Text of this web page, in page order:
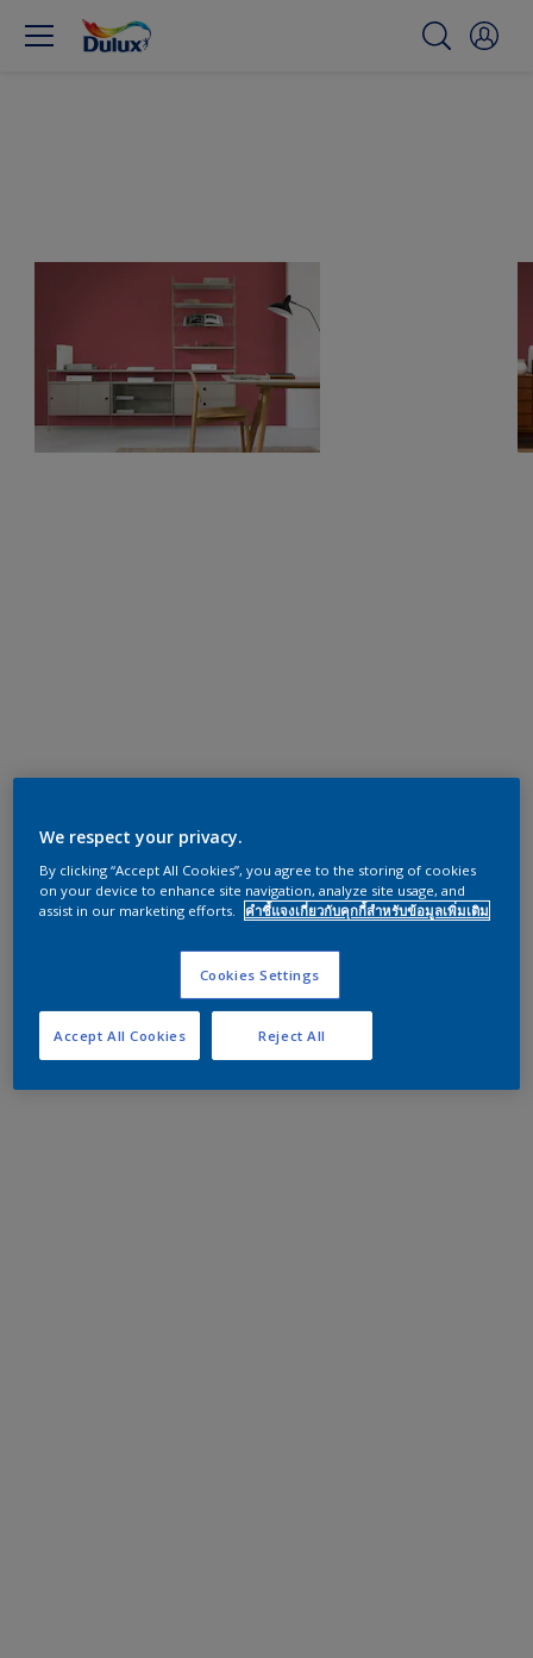
We respect your privacy.
By clicking “Accept All Cookies”, you agree to the storing of cookies
on your device to enhance site navigation, analyze site usage, and
assist in our marketing efforts.
คำชี้แจงเกี่ยวกับคุกกี้สำหรับข้อมูลเพิ่มเติม
Cookies Settings
Reject All
Accept All Cookies